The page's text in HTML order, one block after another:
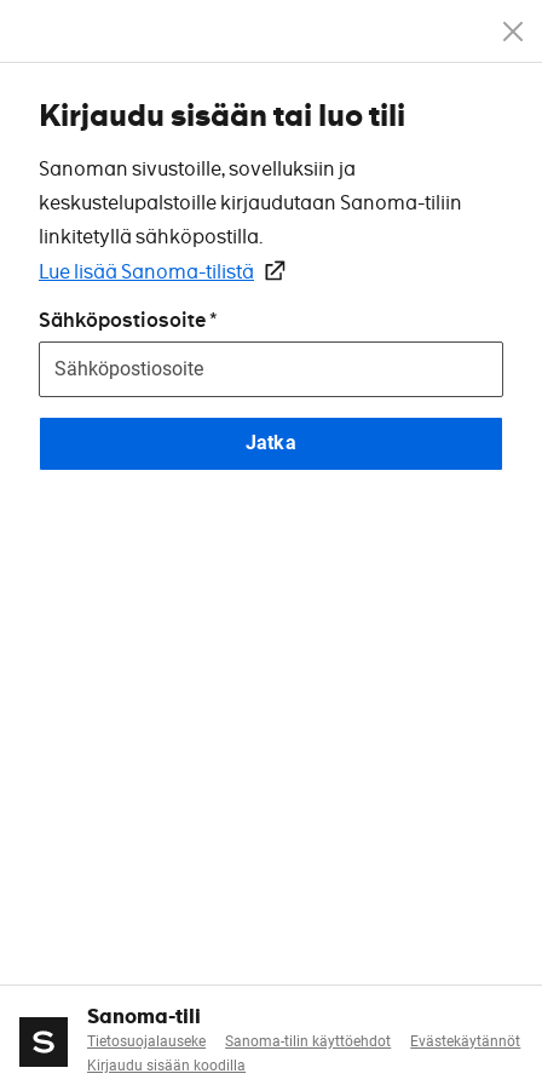
Kirjaudu sisään tai luo tili
Sanoman sivustoille, sovelluksiin ja
keskustelupalstoille kirjaudutaan Sanoma-tiliin
linkitetyllä sähköpostilla.
Lue lisää Sanoma-tilistä
Sähköpostiosoite
Jatka
Sanoma-tili
Tietosuojalauseke Sanoma-tilin käyttöehdot
Evästekäytännöt
Kirjaudu sisään koodilla